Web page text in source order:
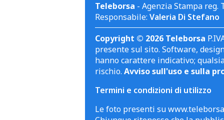
Teleborsa - Agenzia Stampa
Responsabile: Valeria Di Stefano
Copyright © 2026 Teleborsa
presente sul sito. Software,
hanno carattere indicativo;
rischio. Avviso sull'uso e sulla
Termini e condizioni di utilizzo
Le foto presenti su